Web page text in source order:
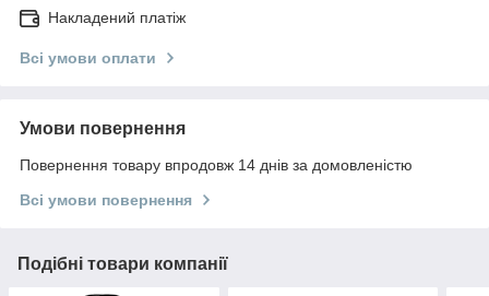
Накладений платіж
Всі умови оплати
Умови повернення
Повернення товару впродовж 14 днів за домовленістю
Всі умови повернення
Подібні товари компанії